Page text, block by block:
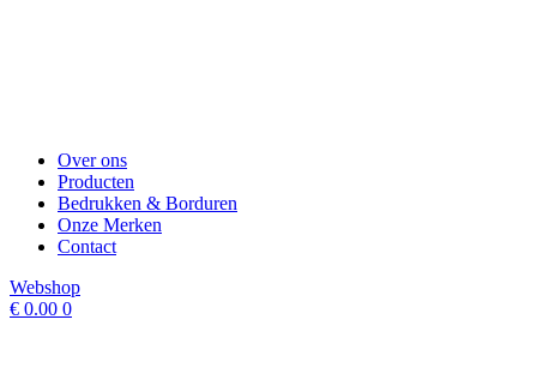
Over ons
Producten
Bedrukken & Borduren
Onze Merken
Contact
Webshop
€ 0.00 0